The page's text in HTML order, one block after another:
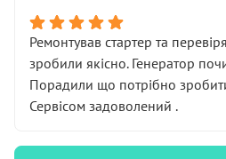
Ремонтував стартер та
зробили якісно. Генератор
Порадили що потрібно
Сервісом задоволений .